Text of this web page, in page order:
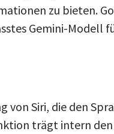
zu bieten.
Gemini-Modell
Siri, die den
trägt intern